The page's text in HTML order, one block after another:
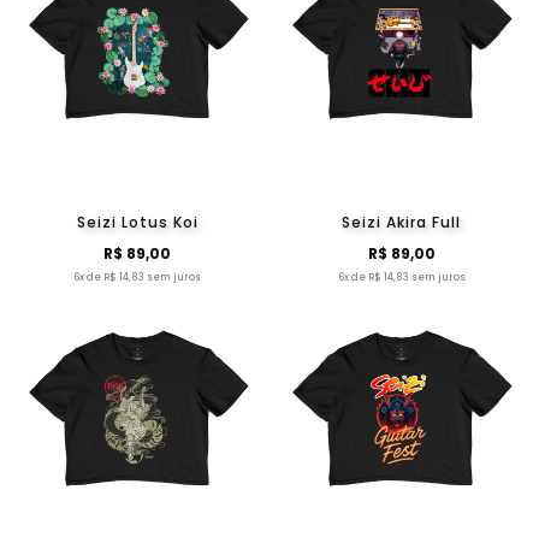
Seizi Lotus Koi
R$ 89,00
6x de R$ 14,83 sem juros
Seizi Akira Full
R$ 89,00
6x de R$ 14,83 sem juros